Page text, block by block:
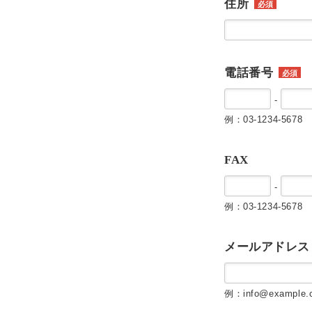
住所 必須
電話番号 必須
-
例：03-1234-5678
FAX
-
例：03-1234-5678
メールアドレス
例：